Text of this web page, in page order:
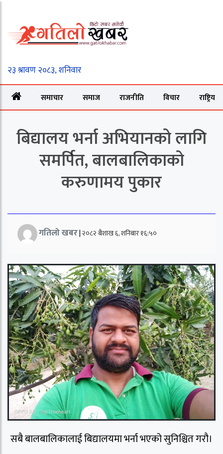
समाचार समाज राजनीति विचार राष्ट्रिय
बिद्यालय भर्ना अभियानको लागि
समर्पित, बालबालिकाको
करुणामय पुकार
गतिलो खबर|२०८२ बैशाख ६, शनिबार १६:५०
सबै बालबालिकालाई बिद्यालयमा भर्ना भएको सुनिश्चित गरौ।